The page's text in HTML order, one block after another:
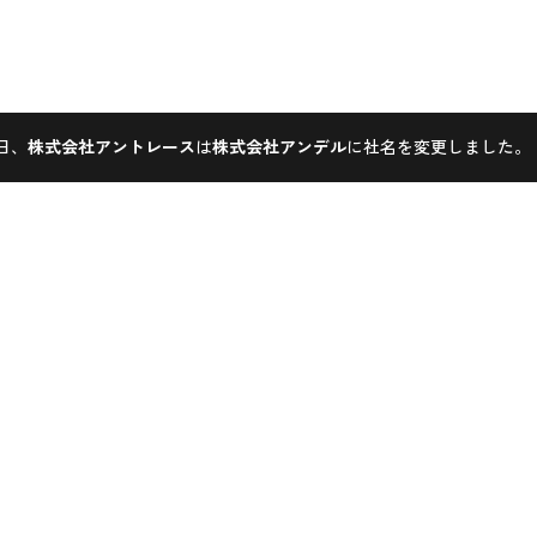
株式会社アントレースは株式会社アンデルに社名を変更しました。